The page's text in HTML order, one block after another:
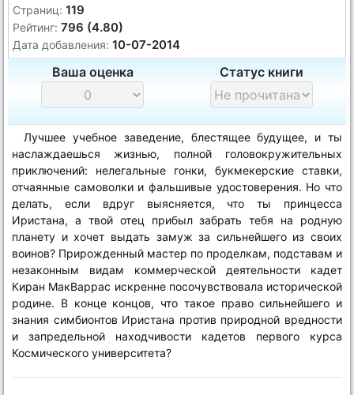
Страниц: 119
Рейтинг: 796 (4.80)
Дата добавления: 10-07-2014
Ваша оценка Статус книги
Лучшее учебное заведение, блестящее будущее, и ты
наслаждаешься жизнью, полной головокружительных
приключений: нелегальные гонки, букмекерские ставки,
отчаянные самоволки и фальшивые удостоверения. Но что
делать, если вдруг выясняется, что ты принцесса
Иристана, а твой отец прибыл забрать тебя на родную
планету и хочет выдать замуж за сильнейшего из своих
воинов? Прирожденный мастер по проделкам, подставам и
незаконным видам коммерческой деятельности кадет
Киран МакВаррас искренне посочувствовала исторической
родине. В конце концов, что такое право сильнейшего и
знания симбионтов Иристана против природной вредности
и запредельной находчивости кадетов первого курса
Космического университета?